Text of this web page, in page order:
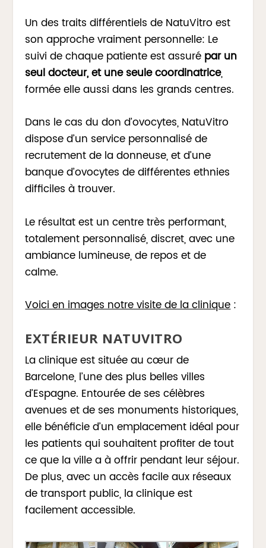
Un des traits différentiels de NatuVitro est
son approche vraiment personnelle: Le
suivi de chaque patiente est assuré par un
seul docteur, et une seule coordinatrice,
formée elle aussi dans les grands centres.
Dans le cas du don d’ovocytes, NatuVitro
dispose d’un service personnalisé de
recrutement de la donneuse, et d’une
banque d’ovocytes de différentes ethnies
difficiles à trouver.
Le résultat est un centre très performant,
totalement personnalisé, discret, avec une
ambiance lumineuse, de repos et de
calme.
Voici en images notre visite de la clinique:
EXTÉRIEUR NATUVITRO
La clinique est située au cœur de
Barcelone, l’une des plus belles villes
d’Espagne. Entourée de ses célèbres
avenues et de ses monuments historiques,
elle bénéficie d’un emplacement idéal pour
les patients qui souhaitent profiter de tout
ce que la ville a à offrir pendant leur séjour.
De plus, avec un accès facile aux réseaux
de transport public, la clinique est
facilement accessible.